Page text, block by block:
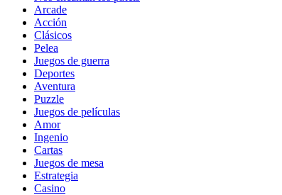
Arcade
Acción
Clásicos
Pelea
Juegos de guerra
Deportes
Aventura
Puzzle
Juegos de películas
Amor
Ingenio
Cartas
Juegos de mesa
Estrategia
Casino